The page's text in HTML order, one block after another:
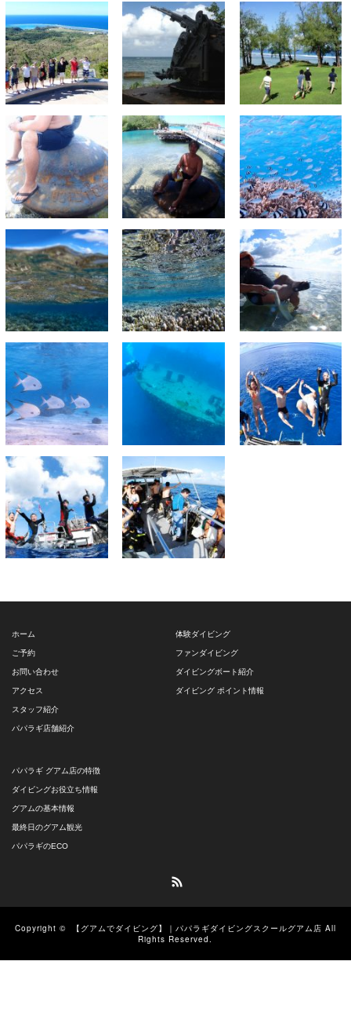
ホーム
ご予約
お問い合わせ
アクセス
スタッフ紹介
パパラギ店舗紹介
体験ダイビング
ファンダイビング
ダイビングボート紹介
ダイビング ポイント情報
パパラギ グアム店の特徴
ダイビングお役立ち情報
グアムの基本情報
最終日のグアム観光
パパラギのECO
Copyright © 【グアムでダイビング】｜パパラギダイビングスクールグアム店 All
Rights Reserved.